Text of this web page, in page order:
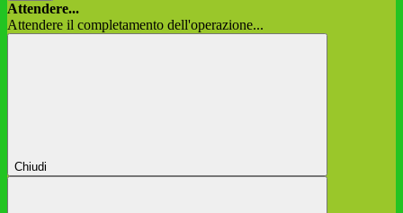
Attendere...
Attendere il completamento dell'operazione...
Chiudi